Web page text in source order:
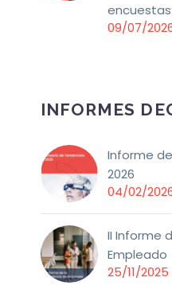
09/07/
INFORMES
Informe
2026
04/02/
II Informe
Empleado
25/11/2025